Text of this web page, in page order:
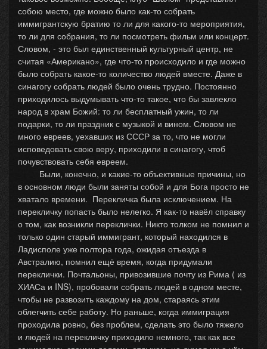
собою место, где можно было как-то собрать
иммигрантскую братию то ли для какого-то мероприятия,
то ли для собрания, то ли посмотреть фильм или концерт.
Словом, - это был единственный культурный центр, не
считая «Американо», где что-то происходило и где можно
было собрать какое-то количество людей вместе. Даже в
синагогу собрать людей было очень трудно. Постоянно
приходилось выдумывать что-то такое, что бы завлекло
народ в храм Божий: то ли бесплатный ужин, то ли
подарки, то ли праздник с музыкой и вином. Словом не
много евреев, уехавших из СССР за то, что не могли
исповедовать свою веру, приходили в синагогу, чтоб
почувствовать себя евреем.
Были, конечно, и какие-то объективные причины, но
в основном люди были заняты собой и для Бога просто не
хватало времени. Перекличка была исключением. На
перекличку попасть было нелегко. Я как-то навёл справку
о том, как возникли переклички. Никто толком не помнил и
только один старый иммигрант, который находился в
Ладисполе уже полтора года, ожидая отъезда в
Австралию, помнил ещё время, когда придумали
переклички. Почтальоны, привозившие почту из Рима ( из
ХИАСа и INS), пробовали собрать людей в одном месте,
чтобы не развозить каждому на дом, стараясь этим
облегчить себе работу. Но раньше, когда иммиграция
проходила ровно, без проблем, сделать это было тяжело
и людей на перекличку приходило немного, так как все